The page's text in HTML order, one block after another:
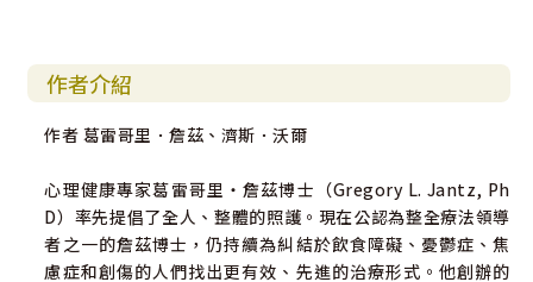
作者介紹
作者 葛雷哥里．詹茲、濟斯．沃爾
心理健康專家葛雷哥里‧詹茲博士（Gregory L. Jantz, Ph
D）率先提倡了全人、整體的照護。現在公認為整全療法領導
者之一的詹茲博士，仍持續為糾結於飲食障礙、憂鬱症、焦
慮症和創傷的人們找出更有效、先進的治療形式。他創辦的